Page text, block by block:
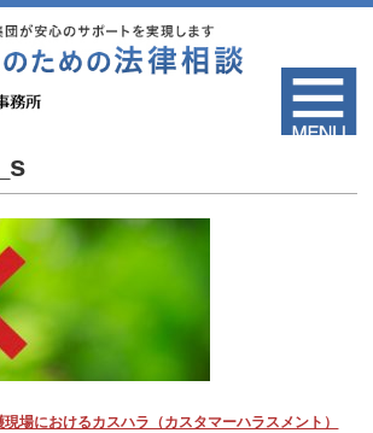
現場におけるカスハラ（カスタマーハラスメント）